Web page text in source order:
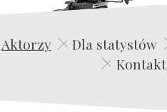
Aktorzy Dla statystów
Kontakt